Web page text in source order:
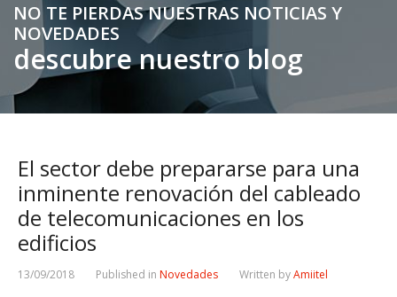
NO TE PIERDAS NUESTRAS NOTICIAS Y
NOVEDADES
descubre nuestro blog
El sector debe prepararse para una
inminente renovación del cableado
de telecomunicaciones en los
edificios
13/09/2018 Published in Novedades Written byAmiitel